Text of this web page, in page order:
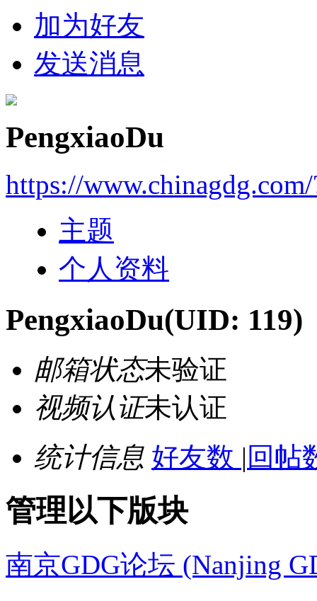
加为好友
发送消息
PengxiaoDu
https://www.chinagdg.com/
主题
个人资料
PengxiaoDu(UID: 119)
邮箱状态未验证
视频认证未认证
统计信息 好友数 | 回帖
管理以下版块
南京GDG论坛 (Nanjing